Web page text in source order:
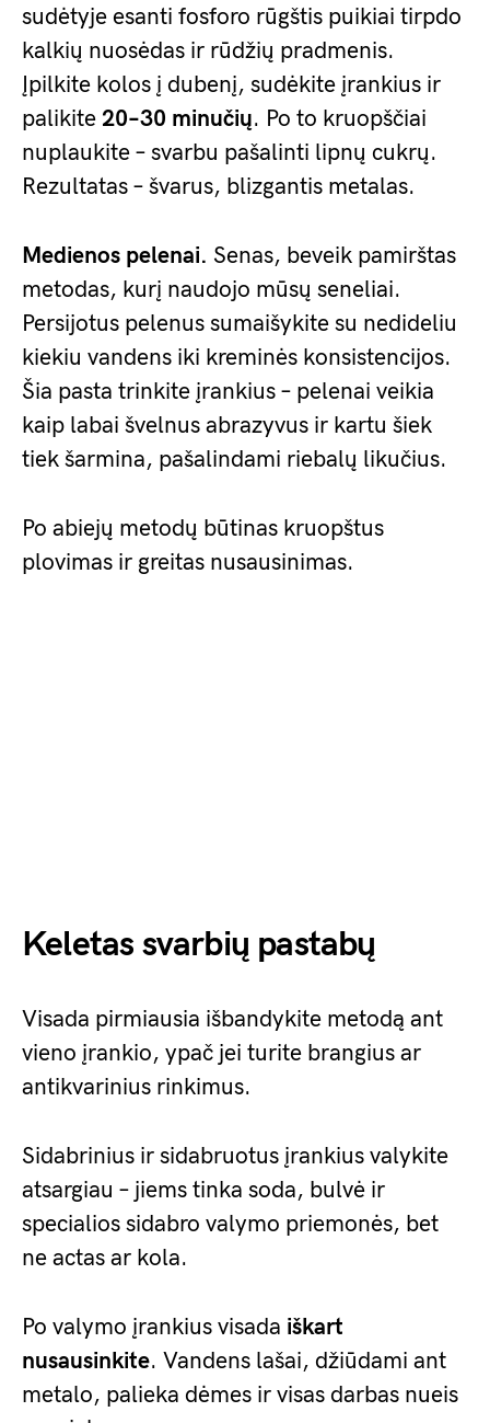
sudėtyje esanti fosforo rūgštis puikiai tirpdo
kalkių nuosėdas ir rūdžių pradmenis.
Įpilkite kolos į dubenį, sudėkite įrankius ir
palikite 20–30 minučių. Po to kruopščiai
nuplaukite – svarbu pašalinti lipnų cukrų.
Rezultatas – švarus, blizgantis metalas.
Medienos pelenai. Senas, beveik pamirštas
metodas, kurį naudojo mūsų seneliai.
Persijotus pelenus sumaišykite su nedideliu
kiekiu vandens iki kreminės konsistencijos.
Šia pasta trinkite įrankius – pelenai veikia
kaip labai švelnus abrazyvus ir kartu šiek
tiek šarmina, pašalindami riebalų likučius.
Po abiejų metodų būtinas kruopštus
plovimas ir greitas nusausinimas.
Keletas svarbių pastabų
Visada pirmiausia išbandykite metodą ant
vieno įrankio, ypač jei turite brangius ar
antikvarinius rinkimus.
Sidabrinius ir sidabruotus įrankius valykite
atsargiau – jiems tinka soda, bulvė ir
specialios sidabro valymo priemonės, bet
ne actas ar kola.
Po valymo įrankius visada iškart
nusausinkite. Vandens lašai, džiūdami ant
metalo, palieka dėmes ir visas darbas nueis